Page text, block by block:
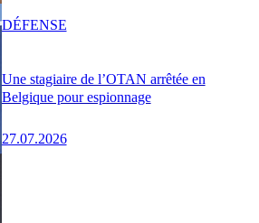
Une stagiaire de l’OTAN arrêtée en
Belgique pour espionnage
27.07.2026
DÉFENSE